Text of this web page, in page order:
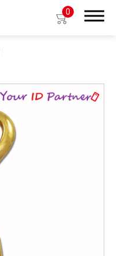
0